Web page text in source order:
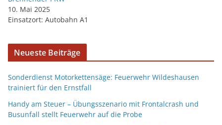
10. Mai 2025
Einsatzort: Autobahn A1
Neueste Beiträge
Sonderdienst Motorkettensäge: Feuerwehr Wildeshausen
trainiert für den Ernstfall
Handy am Steuer – Übungsszenario mit Frontalcrash und
Busunfall stellt Feuerwehr auf die Probe